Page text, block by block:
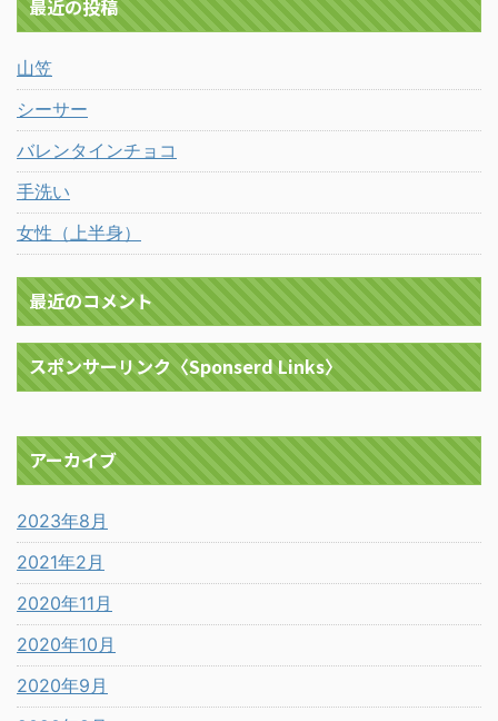
最近の投稿
山笠
シーサー
バレンタインチョコ
手洗い
女性（上半身）
最近のコメント
スポンサーリンク〈Sponserd Links〉
アーカイブ
2023年8月
2021年2月
2020年11月
2020年10月
2020年9月